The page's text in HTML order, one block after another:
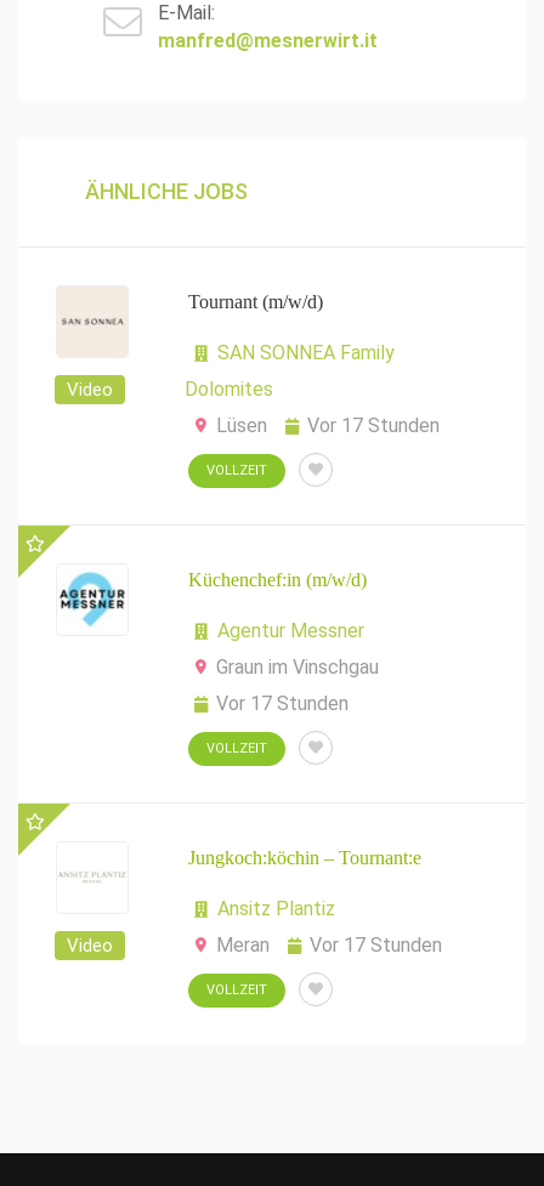
E-Mail:
manfred@mesnerwirt.it
ÄHNLICHE JOBS
Video
Tournant (m/w/d)
SAN SONNEA Family
Dolomites
Lüsen
Vor 17 Stunden
VOLLZEIT
Küchenchef:in (m/w/d)
Agentur Messner
Graun im Vinschgau
Vor 17 Stunden
VOLLZEIT
Video
Jungkoch:köchin – Tournant:e
Ansitz Plantiz
Meran
Vor 17 Stunden
VOLLZEIT